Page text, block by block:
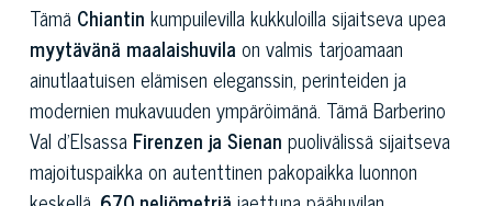
Tämä Chiantin kumpuilevilla kukkuloilla sijaitseva upea
myytävänä maalaishuvila on valmis tarjoamaan
ainutlaatuisen elämisen eleganssin, perinteiden ja
modernien mukavuuden ympäröimänä. Tämä Barberino
Val d'Elsassa Firenzen ja Sienan puolivälissä sijaitseva
majoituspaikka on autenttinen pakopaikka luonnon